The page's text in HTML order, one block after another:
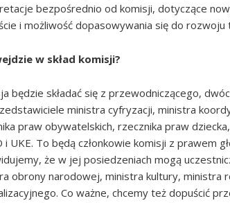
bezpośrednio od komisji, dotyczące
i możliwość dopasowywania się do rozwoju
w skład komisji?
będzie składać się z przewodniczącego,
ministra cyfryzacji, ministra
praw obywatelskich, rzecznika praw
i UKE. To będą członkowie komisji z prawem
że w jej posiedzeniach mogą
obrony narodowej, ministra kultury, ministra
Co ważne, chcemy też dopuścić